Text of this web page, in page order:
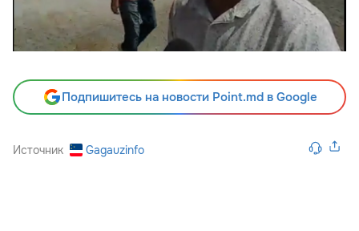
Подпишитесь на новости Point.md в Google
Источник Gagauzinfo